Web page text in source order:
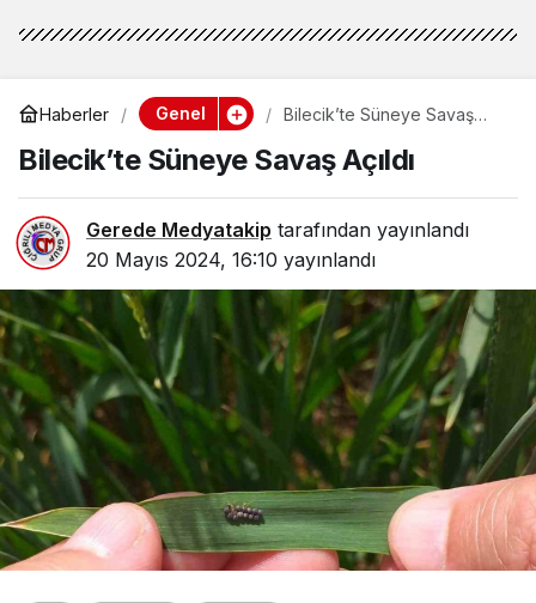
Haberler Genel
Bilecik’te Süneye Savaş
Bilecik’te Süneye Savaş Açıldı
Gerede Medyatakip tarafından yayınlandı
20 Mayıs 2024, 16:10 yayınlandı